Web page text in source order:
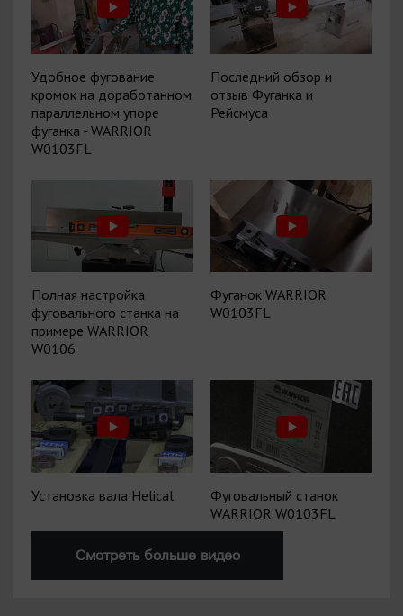
Удобное фугование
кромок на доработанном
параллельном упоре
фуганка - WARRIOR
W0103FL
Последний обзор и
отзыв Фуганка и
Рейсмуса
Полная настройка
фуговального станка на
примере WARRIOR
W0106
Фуганок WARRIOR
W0103FL
Установка вала Helical
Фуговальный станок
WARRIOR W0103FL
Смотреть больше видео